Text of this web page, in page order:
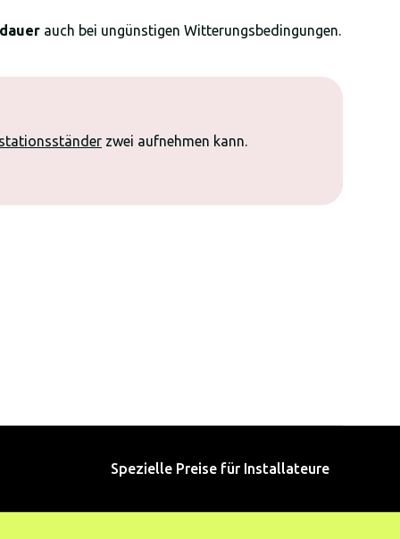
auch bei ungünstigen Witterungsbedingungen.
zwei aufnehmen kann.
Spezielle Preise für Installateure